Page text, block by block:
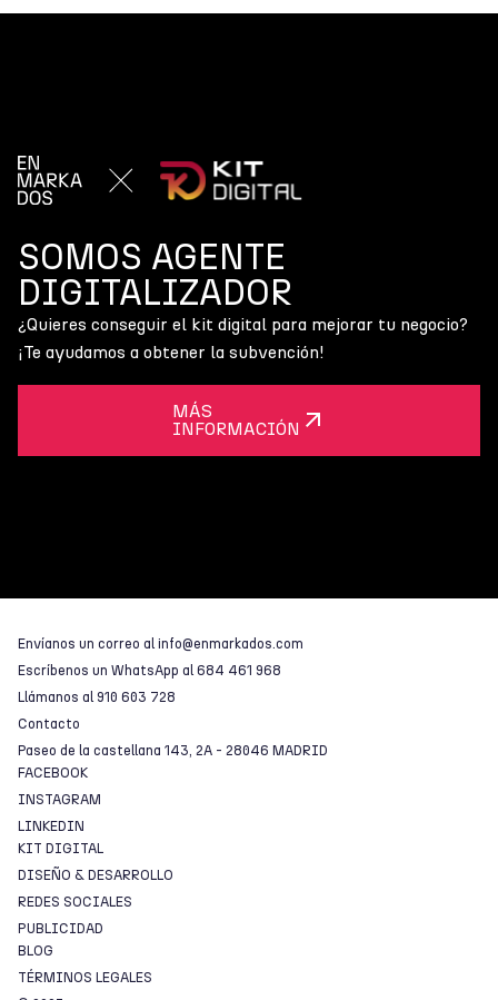
SOMOS AGENTE
DIGITALIZADOR
¿Quieres conseguir el kit digital para mejorar tu negocio?
¡Te ayudamos a obtener la subvención!
MÁS
INFORMACIÓN
Envíanos un correo al info@enmarkados.com
Escríbenos un WhatsApp al 684 461 968
Llámanos al 910 603 728
Contacto
Paseo de la castellana 143, 2A - 28046 MADRID
FACEBOOK
INSTAGRAM
LINKEDIN
KIT DIGITAL
DISEÑO & DESARROLLO
REDES SOCIALES
PUBLICIDAD
BLOG
TÉRMINOS LEGALES